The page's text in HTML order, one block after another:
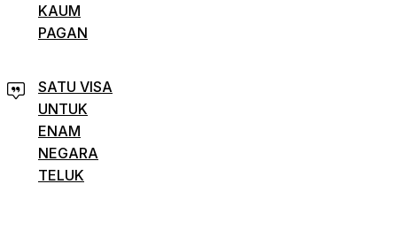
KAUM
PAGAN
SATU VISA
UNTUK
ENAM
NEGARA
TELUK